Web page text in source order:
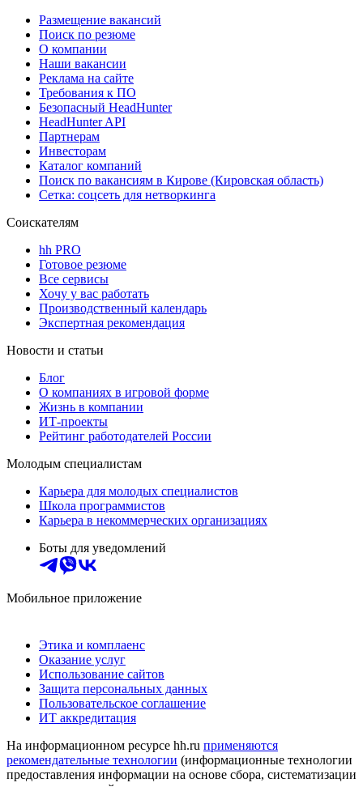
Размещение вакансий
Поиск по резюме
О компании
Наши вакансии
Реклама на сайте
Требования к ПО
Безопасный HeadHunter
HeadHunter API
Партнерам
Инвесторам
Каталог компаний
Поиск по вакансиям в Кирове (Кировская область)
Сетка: соцсеть для нетворкинга
Соискателям
hh PRO
Готовое резюме
Все сервисы
Хочу у вас работать
Производственный календарь
Экспертная рекомендация
Новости и статьи
Блог
О компаниях в игровой форме
Жизнь в компании
ИТ-проекты
Рейтинг работодателей России
Молодым специалистам
Карьера для молодых специалистов
Школа программистов
Карьера в некоммерческих организациях
Боты для уведомлений
Мобильное приложение
Этика и комплаенс
Оказание услуг
Использование сайтов
Защита персональных данных
Пользовательское соглашение
ИТ аккредитация
На информационном ресурсе hh.ru применяются
рекомендательные технологии (информационные технологии
предоставления информации на основе сбора, систематизации